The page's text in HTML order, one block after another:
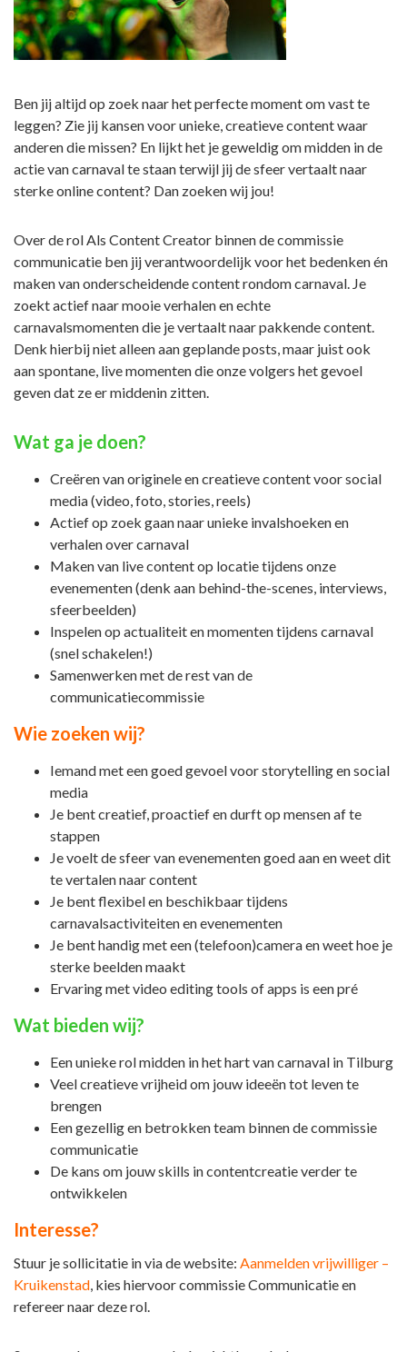
Ben jij altijd op zoek naar het perfecte moment om vast te
leggen? Zie jij kansen voor unieke, creatieve content waar
anderen die missen? En lijkt het je geweldig om midden in de
actie van carnaval te staan terwijl jij de sfeer vertaalt naar
sterke online content? Dan zoeken wij jou!
Over de rol Als Content Creator binnen de commissie
communicatie ben jij verantwoordelijk voor het bedenken én
maken van onderscheidende content rondom carnaval. Je
zoekt actief naar mooie verhalen en echte
carnavalsmomenten die je vertaalt naar pakkende content.
Denk hierbij niet alleen aan geplande posts, maar juist ook
aan spontane, live momenten die onze volgers het gevoel
geven dat ze er middenin zitten.
Wat ga je doen?
Creëren van originele en creatieve content voor social
media (video, foto, stories, reels)
Actief op zoek gaan naar unieke invalshoeken en
verhalen over carnaval
Maken van live content op locatie tijdens onze
evenementen (denk aan behind-the-scenes, interviews,
sfeerbeelden)
Inspelen op actualiteit en momenten tijdens carnaval
(snel schakelen!)
Samenwerken met de rest van de
communicatiecommissie
Wie zoeken wij?
Iemand met een goed gevoel voor storytelling en social
media
Je bent creatief, proactief en durft op mensen af te
stappen
Je voelt de sfeer van evenementen goed aan en weet dit
te vertalen naar content
Je bent flexibel en beschikbaar tijdens
carnavalsactiviteiten en evenementen
Je bent handig met een (telefoon)camera en weet hoe je
sterke beelden maakt
Ervaring met video editing tools of apps is een pré
Wat bieden wij?
Een unieke rol midden in het hart van carnaval in Tilburg
Veel creatieve vrijheid om jouw ideeën tot leven te
brengen
Een gezellig en betrokken team binnen de commissie
communicatie
De kans om jouw skills in contentcreatie verder te
ontwikkelen
Interesse?
Stuur je sollicitatie in via de website: Aanmelden vrijwilliger –
Kruikenstad, kies hiervoor commissie Communicatie en
refereer naar deze rol.